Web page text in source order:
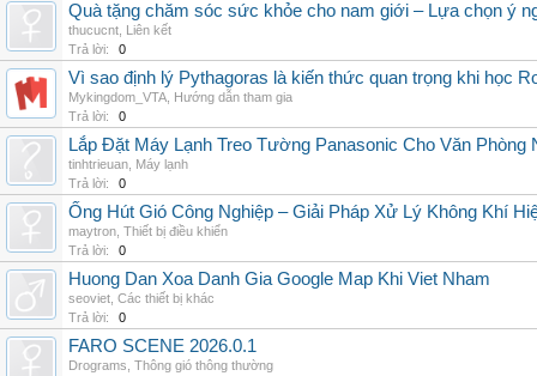
Quà tặng chăm sóc sức khỏe cho nam giới – Lựa chọn ý
thucucnt Liên kết
Trả lời:
0
Vì sao định lý Pythagoras là kiến thức quan trọng khi học
Mykingdom_VTA Hướng dẫn tham gia
Trả lời:
0
Lắp Đặt Máy Lạnh Treo Tường Panasonic Cho Văn Phòng
tinhtrieuan Máy lạnh
Trả lời:
0
Ống Hút Gió Công Nghiệp – Giải Pháp Xử Lý Không Khí
maytron Thiết bị điều khiển
Trả lời:
0
Huong Dan Xoa Danh Gia Google Map Khi Viet Nham
seoviet Các thiết bị khác
Trả lời:
0
FARO SCENE 2026.0.1
Drograms Thông gió thông thường